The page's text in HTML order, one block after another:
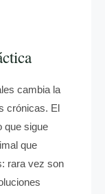
cambia la
crónicas. El
que sigue
que
rara vez son